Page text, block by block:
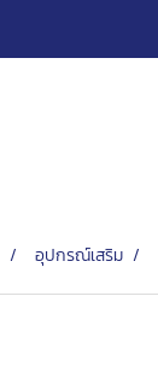
อุปกรณ์เสริม